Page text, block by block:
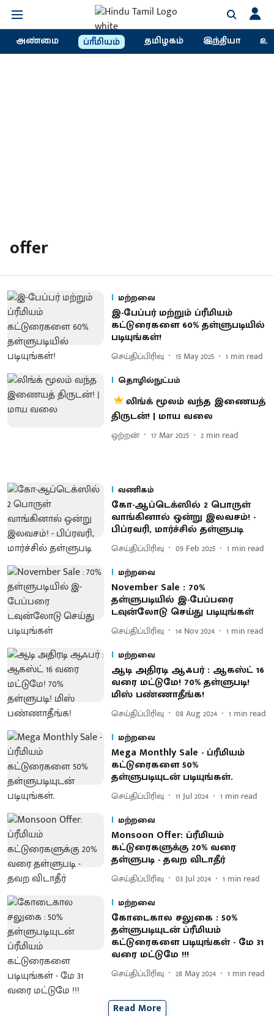
அண்மை ப்ரீமியம் தமிழகம் இந்தியா
offer
மற்றவை
இ-பேப்பர் மற்றும் ப்ரீமியம்
கட்டுரைகளை 60% தள்ளுபடியில்
படியுங்கள்!
செய்திப்பிரிவு 15 May 2025 1 min read
தொழில்நுட்பம்
லிங்க் மூலம் வந்த இணையத்
திருடன்! | மாய வலை
ஒற்றன் 17 Mar 2025 2 min read
வணிகம்
கோ-ஆப்டெக்ஸில் 2 பொருள்
வாங்கினால் ஒன்று இலவசம்! -
பிப்ரவரி, மார்ச்சில் தள்ளுபடி
செய்திப்பிரிவு 09 Feb 2025 1 min read
மற்றவை
November Sale : 70%
தள்ளுபடியில் இ-பேப்பரை
டவுன்லோடு செய்து படியுங்கள்
செய்திப்பிரிவு 14 Nov 2024 1 min read
மற்றவை
ஆடி அதிரடி ஆஃபர் : ஆகஸ்ட் 16
வரை மட்டுமே! 70% தள்ளுபடி!
மிஸ் பண்ணாதீங்க!
செய்திப்பிரிவு 08 Aug 2024 1 min read
மற்றவை
Mega Monthly Sale - ப்ரீமியம்
கட்டுரைகளை 50%
தள்ளுபடியுடன் படியுங்கள்.
செய்திப்பிரிவு 11 Jul 2024 1 min read
மற்றவை
Monsoon Offer: ப்ரீமியம்
கட்டுரைகளுக்கு 20% வரை
தள்ளுபடி - தவற விடாதீர்
செய்திப்பிரிவு 03 Jul 2024 1 min read
மற்றவை
கோடைகால சலுகை : 50%
தள்ளுபடியுடன் ப்ரீமியம்
கட்டுரைகளை படியுங்கள் - மே 31
வரை மட்டுமே !!!
செய்திப்பிரிவு 28 May 2024 1 min read
Read More